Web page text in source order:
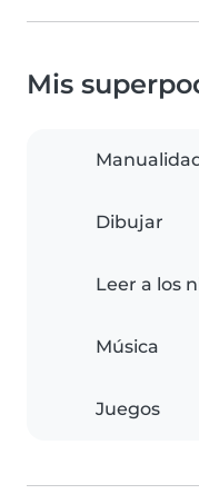
Mis
Dibujar
Leer a los
Música
Juegos